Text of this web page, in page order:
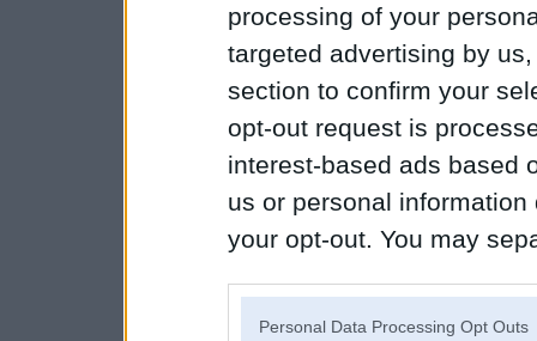
processing of your
targeted advertising by
section to confirm your
opt-out request is
interest-based ads based
us or personal
your opt-out. You may
Personal Data Processing Opt Outs